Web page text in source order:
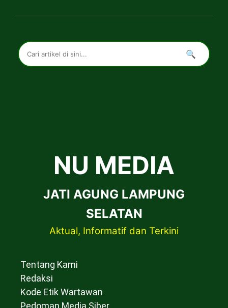
🔍
NU MEDIA
JATI AGUNG LAMPUNG
SELATAN
Aktual, Informatif dan Terkini
Tentang Kami
Redaksi
Kode Etik Wartawan